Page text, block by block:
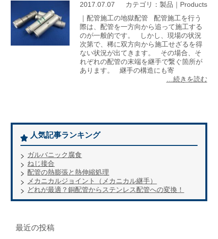
2017.07.07 カテゴリ： 製品｜Products
｜配管施工の地獄配管 配管施工を行う
際は、配管を一方向から追って施工する
のが一般的です。 しかし、現場の状況
次第で、稀に双方向から施工せざるを得
ない状況が出てきます。 その場合、そ
れぞれの配管の末端を継手で繋ぐ箇所が
あります。 継手の構造にも寄
…続きを読む
人気記事ランキング
ガルバニック腐食
ねじ接合
配管の熱膨張と熱伸縮処理
メカニカルジョイント（メカニカル継手）
どれが最適？銅配管からステンレス配管への変換！
最近の投稿